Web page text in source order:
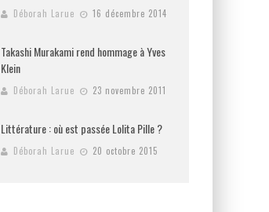
Déborah Larue 16 décembre 2014
Takashi Murakami rend hommage à Yves
Klein
Déborah Larue 23 novembre 2011
Littérature : où est passée Lolita Pille ?
Déborah Larue 20 octobre 2015